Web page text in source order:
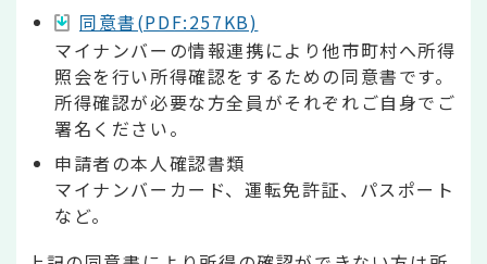
同意書(PDF:257KB)
マイナンバーの情報連携により他市町村へ所得
照会を行い所得確認をするための同意書です。
所得確認が必要な方全員がそれぞれご自身でご
署名ください。
申請者の本人確認書類
マイナンバーカード、運転免許証、パスポート
など。